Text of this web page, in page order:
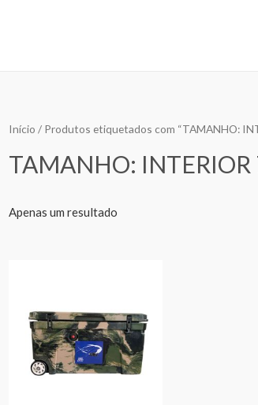
Início / Produtos etiquetados com “TAMANHO:
TAMANHO: INTERIOR
Apenas um resultado